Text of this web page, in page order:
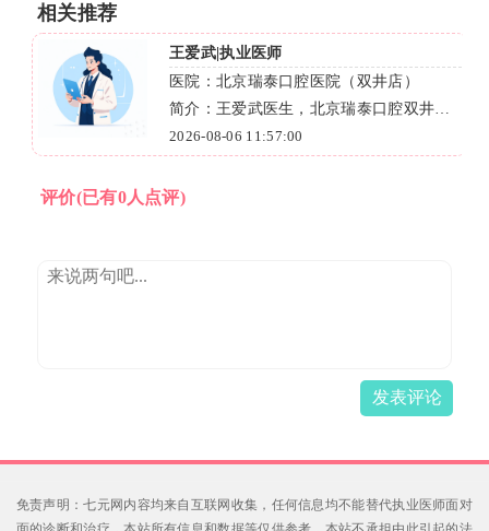
相关推荐
王爱武|执业医师
医院：北京瑞泰口腔医院（双井店）
简介：王爱武医生，北京瑞泰口腔双井店
主任，资深口腔医师，二十年三甲医院经
2026-08-06 11:57:00
评价(已有0人点评)
发表评论
免责声明：七元网内容均来自互联网收集，任何信息均不能替代执业医师面对